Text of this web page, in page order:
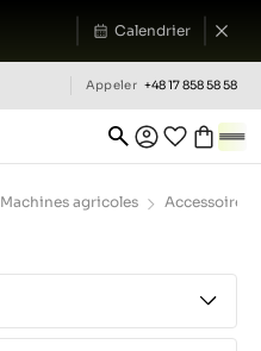
Calendrier
Appeler +48 17 858 58 58
Machines agricoles Accessoires